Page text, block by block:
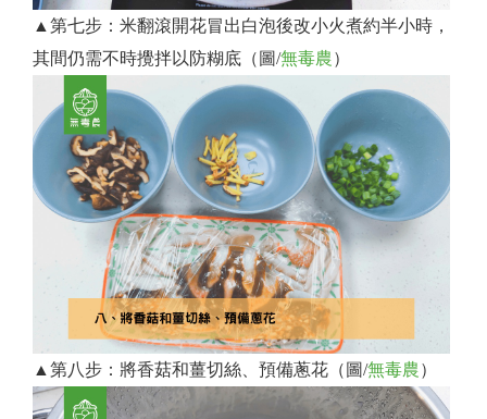
▲第七步：米翻滾開花冒出白泡後改小火煮約半小時，
其間仍需不時攪拌以防糊底（圖/無毒農）
▲第八步：將香菇和薑切絲、預備蔥花（圖/無毒農）​​​​​​​